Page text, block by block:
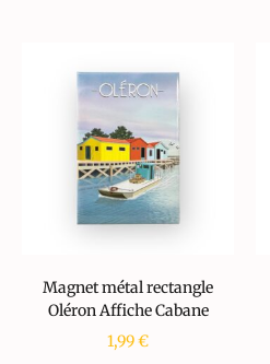
Magnet métal rectangle
Oléron Affiche Cabane
1,99€